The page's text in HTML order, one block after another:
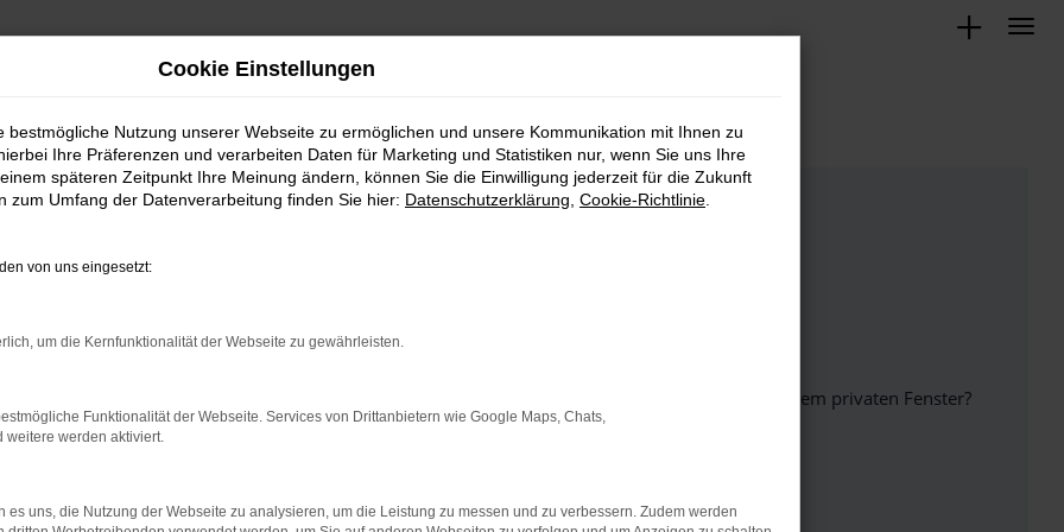
bestimmter Seiten verhindern. Funktioniert die Seite in einem anderen Browser oder in einem privaten Fenster?
beheben.
auf dem neuesten Stand sind.
kann auch dazu führen, dass bestimmte Funktionen nicht mehr unterstützt werden.
Cookie Einstellungen
bestmögliche Nutzung unserer Webseite zu ermöglichen und unsere Kommunikation mit Ihnen zu
Ihre Präferenzen und verarbeiten Daten für Marketing und Statistiken nur, wenn Sie uns Ihre
späteren Zeitpunkt Ihre Meinung ändern, können Sie die Einwilligung jederzeit für die Zukunft
zum Umfang der Datenverarbeitung finden Sie hier: Datenschutzerklärung Cookie-Richtlinie
von uns eingesetzt:
um die Kernfunktionalität der Webseite zu gewährleisten.
Funktionalität der Webseite. Services von Drittanbietern wie Google Maps, Chats,
weitere werden aktiviert.
es uns, die Nutzung der Webseite zu analysieren, um die Leistung zu messen und zu verbessern. Zudem werden